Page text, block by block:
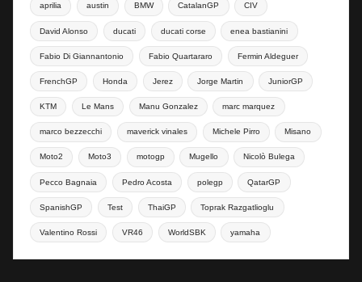
aprilia austin BMW CatalanGP CIV
David Alonso ducati ducati corse enea bastianini
Fabio Di Giannantonio Fabio Quartararo Fermin Aldeguer
FrenchGP Honda Jerez Jorge Martin JuniorGP
KTM Le Mans Manu Gonzalez marc marquez
marco bezzecchi maverick vinales Michele Pirro Misano
Moto2 Moto3 motogp Mugello Nicolò Bulega
Pecco Bagnaia Pedro Acosta polegp QatarGP
SpanishGP Test ThaiGP Toprak Razgatlioglu
Valentino Rossi VR46 WorldSBK yamaha